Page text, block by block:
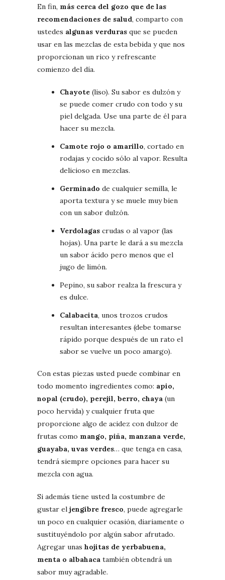
En fin, más cerca del gozo que de las
recomendaciones de salud, comparto con
ustedes algunas verduras que se pueden
usar en las mezclas de esta bebida y que nos
proporcionan un rico y refrescante
comienzo del día.
Chayote (liso). Su sabor es dulzón y
se puede comer crudo con todo y su
piel delgada. Use una parte de él para
hacer su mezcla.
Camote rojo o amarillo, cortado en
rodajas y cocido sólo al vapor. Resulta
delicioso en mezclas.
Germinado de cualquier semilla, le
aporta textura y se muele muy bien
con un sabor dulzón.
Verdolagas crudas o al vapor (las
hojas). Una parte le dará a su mezcla
un sabor ácido pero menos que el
jugo de limón.
Pepino, su sabor realza la frescura y
es dulce.
Calabacita, unos trozos crudos
resultan interesantes (debe tomarse
rápido porque después de un rato el
sabor se vuelve un poco amargo).
Con estas piezas usted puede combinar en
todo momento ingredientes como: apio,
nopal (crudo), perejil, berro, chaya (un
poco hervida) y cualquier fruta que
proporcione algo de acidez con dulzor de
frutas como mango, piña, manzana verde,
guayaba, uvas verdes… que tenga en casa,
tendrá siempre opciones para hacer su
mezcla con agua.
Si además tiene usted la costumbre de
gustar el jengibre fresco, puede agregarle
un poco en cualquier ocasión, diariamente o
sustituyéndolo por algún sabor afrutado.
Agregar unas hojitas de yerbabuena,
menta o albahaca también obtendrá un
sabor muy agradable.